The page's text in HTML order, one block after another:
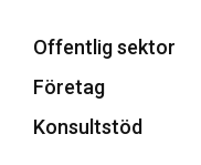
Offentlig sektor
Företag
Konsultstöd